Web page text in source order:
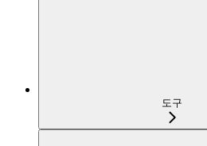
도구